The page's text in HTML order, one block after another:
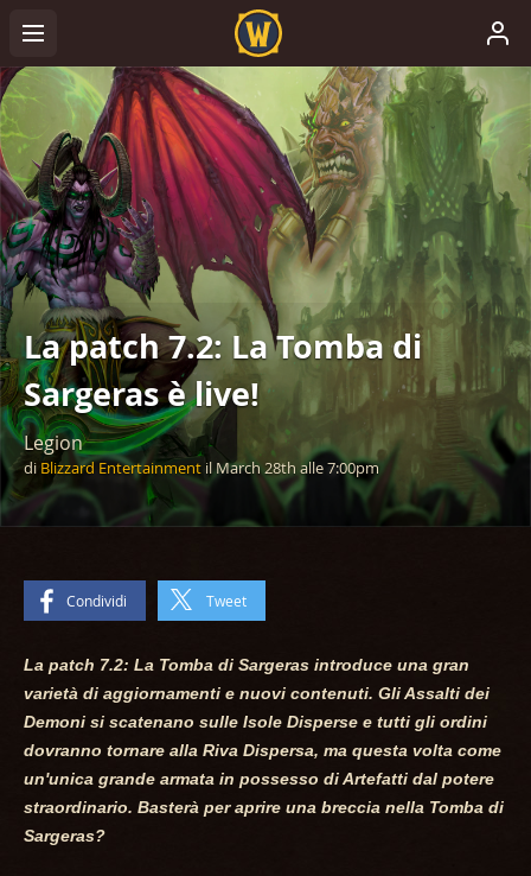
La patch 7.2: La Tomba di
Sargeras è live!
Legion
di Blizzard Entertainment ilMarch 28th alle7:00pm
Condividi Tweet
La patch 7.2: La Tomba di Sargeras introduce una gran
varietà di aggiornamenti e nuovi contenuti. Gli Assalti dei
Demoni si scatenano sulle Isole Disperse e tutti gli ordini
dovranno tornare alla Riva Dispersa, ma questa volta come
un'unica grande armata in possesso di Artefatti dal potere
straordinario. Basterà per aprire una breccia nella Tomba di
Sargeras?